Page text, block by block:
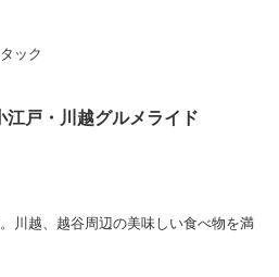
ック
江戸・川越グルメライド
川越、越谷周辺の美味しい食べ物を満